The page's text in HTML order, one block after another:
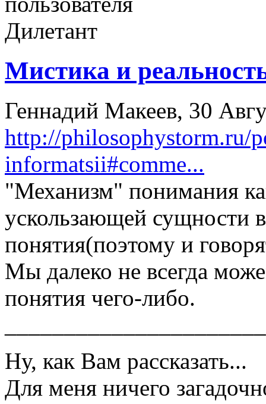
Мистика и
Геннадий Макеев, 30
http://philosophystorm.ru/
informatsii#comme...
"Механизм" понимания
ускользающей сущности
понятия(поэтому и
Мы далеко не всегда
понятия чего-либо.
Ну, как Вам рассказать...
Для меня ничего